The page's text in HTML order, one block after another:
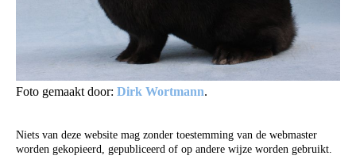
Foto gemaakt door: Dirk Wortmann.
Niets van deze website mag zonder toestemming van de webmaster
worden gekopieerd, gepubliceerd of op andere wijze worden gebruikt.